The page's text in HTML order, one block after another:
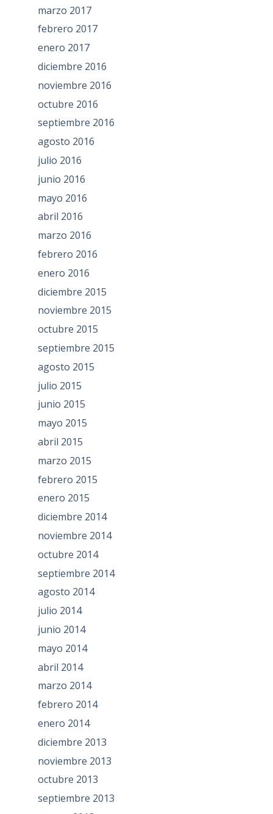
marzo 2017
febrero 2017
enero 2017
diciembre 2016
noviembre 2016
octubre 2016
septiembre 2016
agosto 2016
julio 2016
junio 2016
mayo 2016
abril 2016
marzo 2016
febrero 2016
enero 2016
diciembre 2015
noviembre 2015
octubre 2015
septiembre 2015
agosto 2015
julio 2015
junio 2015
mayo 2015
abril 2015
marzo 2015
febrero 2015
enero 2015
diciembre 2014
noviembre 2014
octubre 2014
septiembre 2014
agosto 2014
julio 2014
junio 2014
mayo 2014
abril 2014
marzo 2014
febrero 2014
enero 2014
diciembre 2013
noviembre 2013
octubre 2013
septiembre 2013